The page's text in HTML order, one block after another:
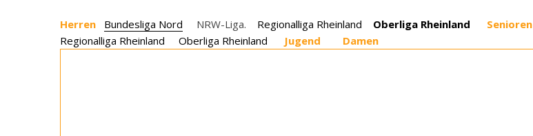
Herren Bundesliga Nord NRW-Liga. Regionalliga Rheinland Oberliga Rheinland
Senioren
Regionalliga Rheinland
Oberliga Rheinland Jugend Damen